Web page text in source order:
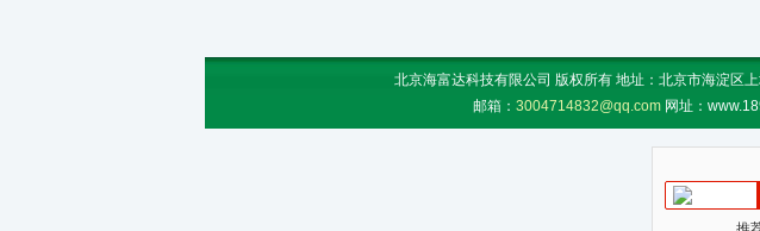
北京海富达科技有限公司 版权所有 地址：北京市海淀区
邮箱： 3004714832@qq.com 网址：